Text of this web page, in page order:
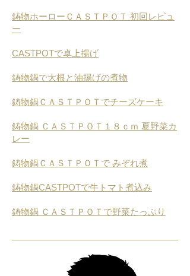
鋳物ホーローＣＡＳＴＰＯＴ 初回レビュ
ー
CASTPOTで卓上揚げ
鋳物鍋で大根と油揚げの煮物
鋳物鍋ＣＡＳＴＰＯＴでチーズケーキ
鋳物鍋 ＣＡＳＴＰＯＴ１８ｃｍ 夏野菜カ
レー
鋳物鍋ＣＡＳＴＰＯＴで みぞれ煮
鋳物鍋CASTPOTで牛トマト煮込み
鋳物鍋 ＣＡＳＴＰＯＴで野菜たっぷり